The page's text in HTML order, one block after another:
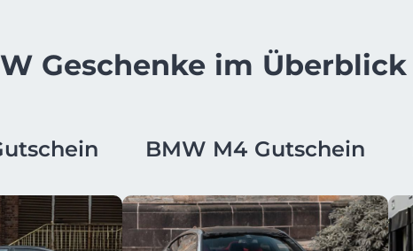
Geschenke im Überblick
BMW M4 Gutschein